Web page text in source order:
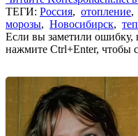
ТЕГИ: Россия, отопление,
морозы, Новосибирск,
Если вы заметили ошибку,
нажмите Ctrl+Enter, чтобы